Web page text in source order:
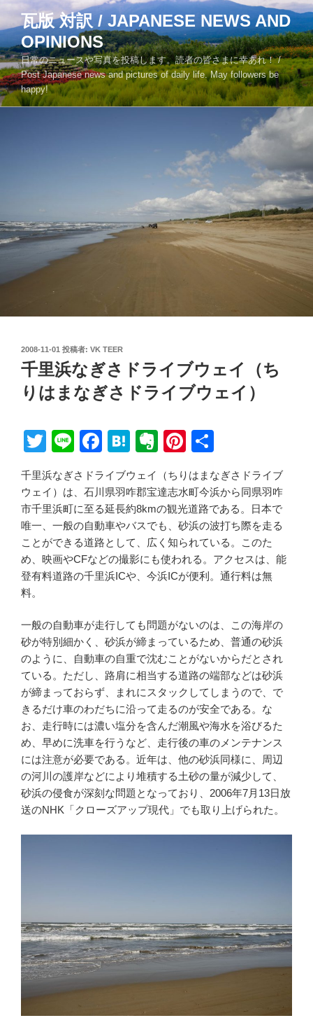
ン
ン
ツ
へ
ス
瓦版 対訳 / JAPANESE NEWS AND
OPINIONS
日常のニュースや写真を投稿します。読者の皆さまに幸あれ！ /
Post Japanese news and pictures of daily life. May followers be
happy!
投
稿
2008-11-01 投稿者: VK TEER
千里浜なぎさドライブウェイ（ち
りはまなぎさドライブウェイ）
T
wi
tt
er
Li
e
F
c
e
b
o
o
H
e
n
a
E
er
n
ot
e
Pi
er
e
st
千里浜なぎさドライブウェイ（ちりはまなぎさドライブ
ウェイ）は、石川県羽咋郡宝達志水町今浜から同県羽咋
市千里浜町に至る延長約8kmの観光道路である。日本で
唯一、一般の自動車やバスでも、砂浜の波打ち際を走る
ことができる道路として、広く知られている。このた
め、映画やCFなどの撮影にも使われる。アクセスは、能
登有料道路の千里浜ICや、今浜ICが便利。通行料は無
料。
一般の自動車が走行しても問題がないのは、この海岸の
砂が特別細かく、砂浜が締まっているため、普通の砂浜
のように、自動車の自重で沈むことがないからだとされ
ている。ただし、路肩に相当する道路の端部などは砂浜
が締まっておらず、まれにスタックしてしまうので、で
きるだけ車のわだちに沿って走るのが安全である。な
お、走行時には濃い塩分を含んだ潮風や海水を浴びるた
め、早めに洗車を行うなど、走行後の車のメンテナンス
には注意が必要である。近年は、他の砂浜同様に、周辺
の河川の護岸などにより堆積する土砂の量が減少して、
砂浜の侵食が深刻な問題となっており、2006年7月13日放
送のNHK「クローズアップ現代」でも取り上げられた。